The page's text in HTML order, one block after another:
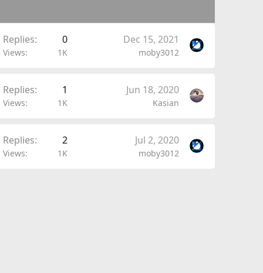
Replies 0
Views 1K
Dec 15, 2021
moby3012
Replies 1
Views 1K
Jun 18, 2020
Kasian
Replies 2
Views 1K
Jul 2, 2020
moby3012